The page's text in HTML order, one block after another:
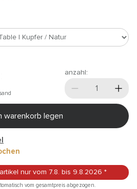
anzahl:
warenkorb legen
nur vom 7.8. bis 9.8.2026 *
vom gesamtpreis abgezogen.